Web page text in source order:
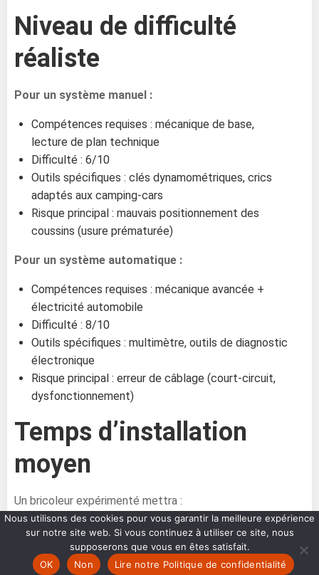
Niveau de difficulté
réaliste
Pour un système manuel :
Compétences requises : mécanique de base,
lecture de plan technique
Difficulté : 6/10
Outils spécifiques : clés dynamométriques, crics
adaptés aux camping-cars
Risque principal : mauvais positionnement des
coussins (usure prématurée)
Pour un système automatique :
Compétences requises : mécanique avancée +
électricité automobile
Difficulté : 8/10
Outils spécifiques : multimètre, outils de diagnostic
électronique
Risque principal : erreur de câblage (court-circuit,
dysfonctionnement)
Temps d’installation
moyen
Un bricoleur expérimenté mettra :
4 à 6 heures pour un système manuel
8 à 12 heures pour un système automatique
Nous utilisons des cookies pour vous garantir la meilleure expérience
sur notre site web. Si vous continuez à utiliser ce site, nous
supposerons que vous en êtes satisfait.
OK
Non Lire notre Politique de confidentialité